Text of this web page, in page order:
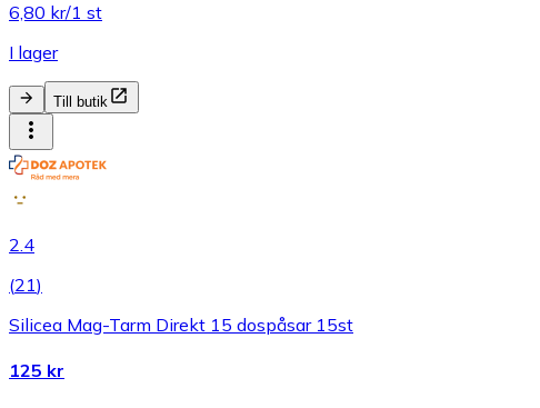
6,80 kr/1 st
I lager
Till butik
2.4
(21)
Silicea Mag-Tarm Direkt 15 dospåsar 15st
125 kr